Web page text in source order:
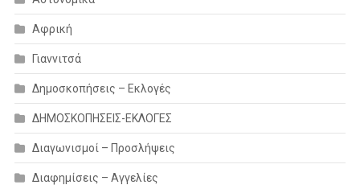
Αφρική
Γιαννιτσά
Δημοσκοπήσεις – Εκλογές
ΔΗΜΟΣΚΟΠΗΣΕΙΣ-ΕΚΛΟΓΕΣ
Διαγωνισμοί – Προσλήψεις
Διαφημίσεις – Αγγελίες